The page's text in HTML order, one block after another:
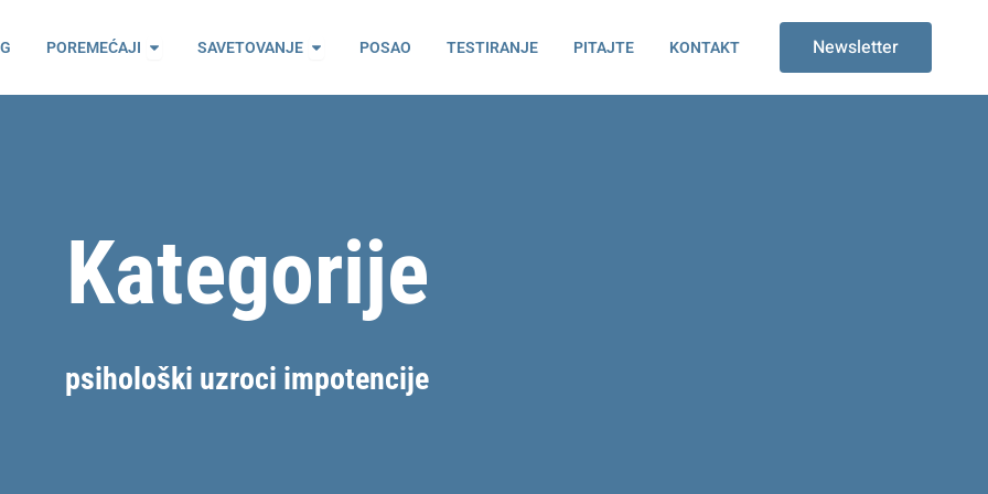
POREMEĆAJI Open Poremećaji
SAVETOVANJE Open Savetovanje
POSAO TESTIRANJE PITAJTE KONTAKT Newsletter
Kategorije
psihološki uzroci impotencije